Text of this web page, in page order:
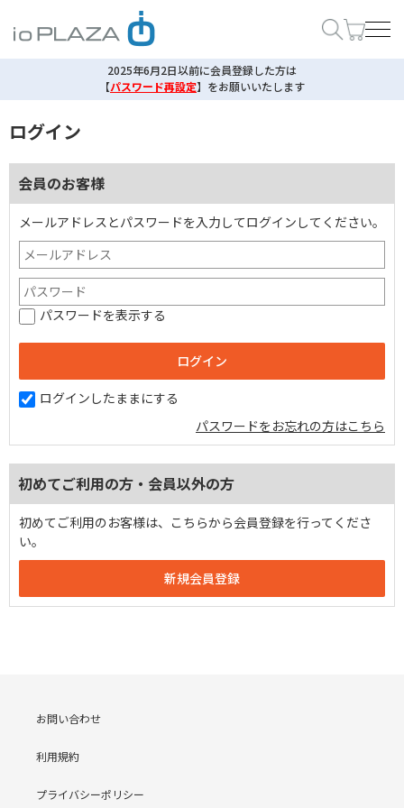
2025年6月2日以前に会員登録した方は
【パスワード再設定】 をお願いいたします
ログイン
会員のお客様
メールアドレスとパスワードを入力してログインしてください。
パスワードを表示する
ログインしたままにする
パスワードをお忘れの方はこちら
初めてご利用の方・会員以外の方
初めてご利用のお客様は、こちらから会員登録を行ってくださ
い。
お問い合わせ
利用規約
プライバシーポリシー